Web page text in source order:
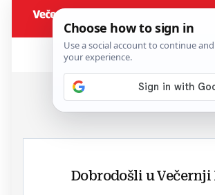
Dobrodošli u Večernji